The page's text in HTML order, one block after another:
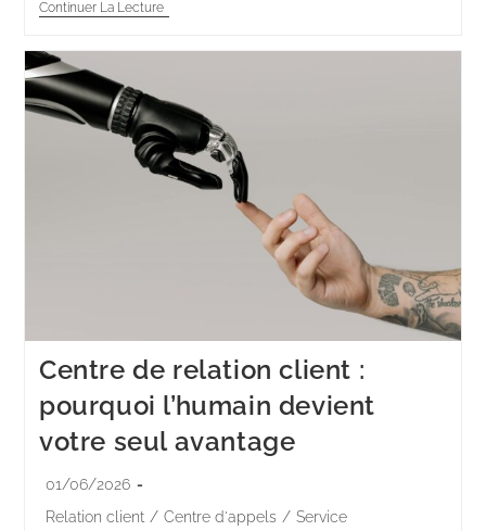
Continuer La Lecture
Centre de relation client :
pourquoi l’humain devient
votre seul avantage
01/06/2026
Relation client / Centre d'appels / Service